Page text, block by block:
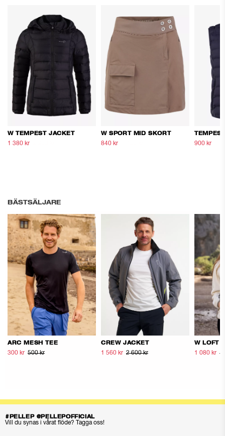
W TEMPEST JACKET
1 380 kr
W SPORT MID SKORT
840 kr 900 kr
BÄSTSÄLJARE
ARC MESH TEE
300 kr 500 kr
CREW JACKET
1 560 kr 2 600 kr
W LOFT
1 080 kr 1
#PELLEP @PELLEPOFFICIAL
Vill du synas i vårat flöde? Tagga oss!